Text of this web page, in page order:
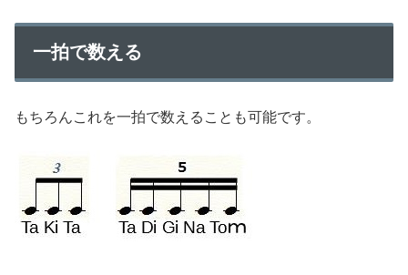
一拍で数える
もちろんこれを一拍で数えることも可能です。